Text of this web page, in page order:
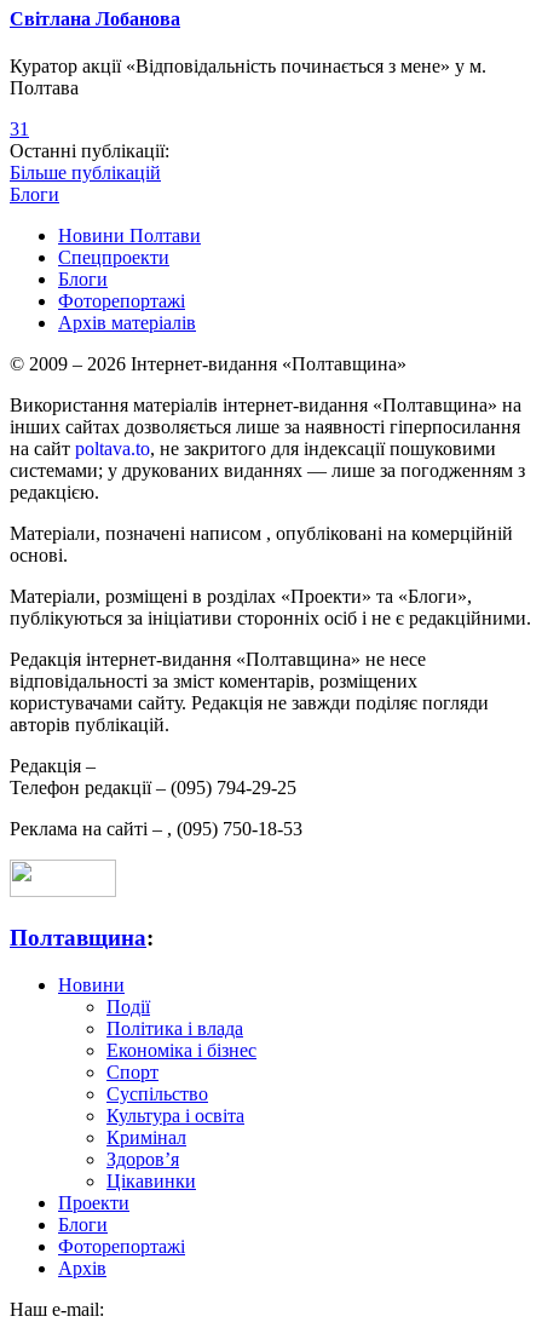
Світлана Лобанова
Куратор акції «Відповідальність починається з мене» у м.
Полтава
31
Останні публікації:
Більше публікацій
Блоги
Новини Полтави
Спецпроекти
Блоги
Фоторепортажі
Архів матеріалів
© 2009 – 2026 Інтернет-видання «Полтавщина»
Використання матеріалів інтернет-видання «Полтавщина» на
інших сайтах дозволяється лише за наявності гіперпосилання
на сайт poltava.to, не закритого для індексації пошуковими
системами; у друкованих виданнях — лише за погодженням з
редакцією.
Матеріали, позначені написом , опубліковані на комерційній
основі.
Матеріали, розміщені в розділах «Проекти» та «Блоги»,
публікуються за ініціативи сторонніх осіб і не є редакційними.
Редакція інтернет-видання «Полтавщина» не несе
відповідальності за зміст коментарів, розміщених
користувачами сайту. Редакція не завжди поділяє погляди
авторів публікацій.
Редакція –
Телефон редакції – (095) 794-29-25
Реклама на сайті – , (095) 750-18-53
Полтавщина:
Новини
Події
Політика і влада
Економіка і бізнес
Спорт
Суспільство
Культура і освіта
Кримінал
Здоров’я
Цікавинки
Проекти
Блоги
Фоторепортажі
Архів
Наш e-mail: